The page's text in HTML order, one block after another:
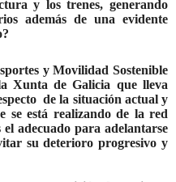
y los trenes, generando
además de una evidente
y Movilidad Sostenible
Xunta de Galicia que lleva
de la situación actual y
se está realizando de la red
adecuado para adelantarse
su deterioro progresivo y